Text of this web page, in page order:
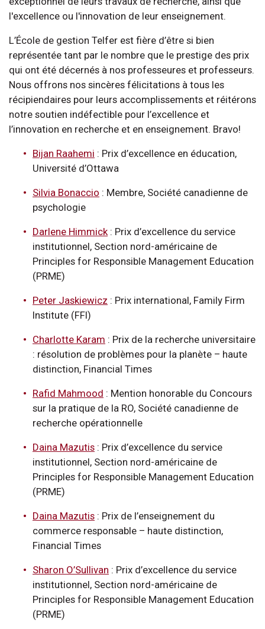
l'excellence ou l'innovation de leur enseignement.
L’École de gestion Telfer est fière d’être si bien
représentée tant par le nombre que le prestige des prix
qui ont été décernés à nos professeures et professeurs.
Nous offrons nos sincères félicitations à tous les
récipiendaires pour leurs accomplissements et réitérons
notre soutien indéfectible pour l’excellence et
l’innovation en recherche et en enseignement. Bravo!
Bijan Raahemi : Prix d’excellence en éducation,
Université d’Ottawa
Silvia Bonaccio : Membre, Société canadienne de
psychologie
Darlene Himmick : Prix d’excellence du service
institutionnel, Section nord-américaine de
Principles for Responsible Management Education
(PRME)
Peter Jaskiewicz : Prix international, Family Firm
Institute (FFI)
Charlotte Karam : Prix de la recherche universitaire
: résolution de problèmes pour la planète – haute
distinction, Financial Times
Rafid Mahmood : Mention honorable du Concours
sur la pratique de la RO, Société canadienne de
recherche opérationnelle
Daina Mazutis : Prix d’excellence du service
institutionnel, Section nord-américaine de
Principles for Responsible Management Education
(PRME)
Daina Mazutis : Prix de l’enseignement du
commerce responsable – haute distinction,
Financial Times
Sharon O’Sullivan : Prix d’excellence du service
institutionnel, Section nord-américaine de
Principles for Responsible Management Education
(PRME)